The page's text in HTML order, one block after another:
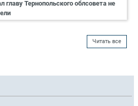
главу Тернопольского облсовета не
Читать все